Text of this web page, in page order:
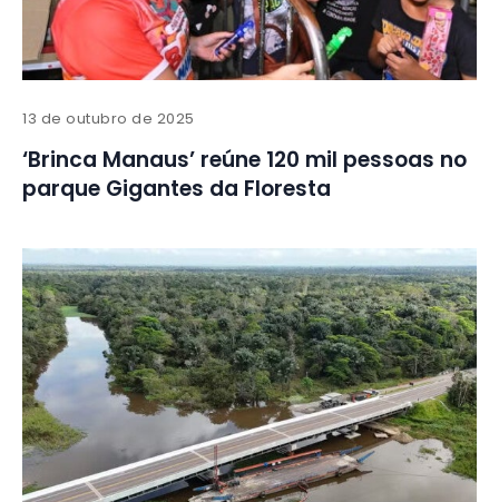
13 de outubro de 2025
‘Brinca Manaus’ reúne 120 mil pessoas no
parque Gigantes da Floresta